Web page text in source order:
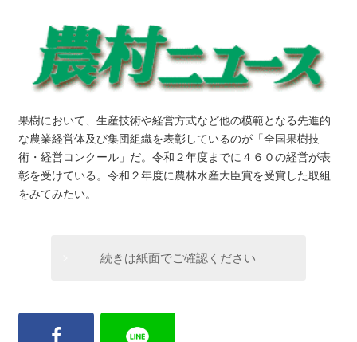
果樹において、生産技術や経営方式など他の模範となる先進的
な農業経営体及び集団組織を表彰しているのが「全国果樹技
術・経営コンクール」だ。令和２年度までに４６０の経営が表
彰を受けている。令和２年度に農林水産大臣賞を受賞した取組
をみてみたい。
続きは紙面でご確認ください